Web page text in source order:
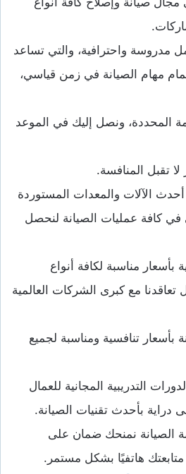
مدروسة واحترافية، والتي تساعد
مهام الصيانة في زمن قياسي،
المحددة، ونصل إليك في الموعد
لا تقبل المنافسة.
الآلات والمعدات المستوردة
في كافة عمليات الصيانة لنحصل
بأسعار مناسبة لكافة أنواع
تعاقدنا مع كبرى الشركات العالمية
بأسعار تنافسية ومناسبة لجميع
التدريبية المجانية للعمال
دراية بأحدث تقنيات الصيانة.
الصيانة نمنحك ضمان على
هاتفيًا بشكل مستمر.